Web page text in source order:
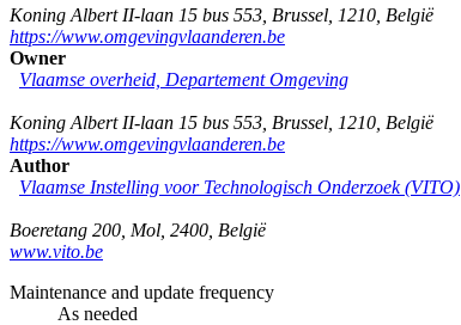
Koning Albert II-laan 15 bus 553 Brussel 1210 België
https://www.omgevingvlaanderen.be
Owner
Vlaamse overheid, Departement Omgeving
Koning Albert II-laan 15 bus 553 Brussel 1210 België
https://www.omgevingvlaanderen.be
Author
Vlaamse Instelling voor Technologisch Onderzoek (VITO)
Boeretang 200 Mol 2400 België
www.vito.be
Maintenance and update frequency
As needed